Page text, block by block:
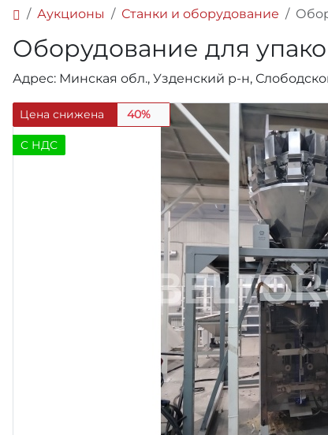
Аукционы Станки и оборудование
Оборудование для
Адрес: Минская обл., Узденский р-н,
Цена снижена 40%
C НДС